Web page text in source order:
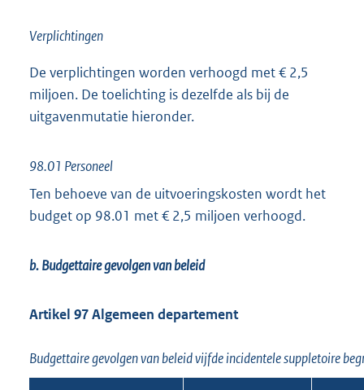
Verplichtingen
De verplichtingen worden verhoogd met € 2,5
miljoen. De toelichting is dezelfde als bij de
uitgavenmutatie hieronder.
98.01 Personeel
Ten behoeve van de uitvoeringskosten wordt het
budget op 98.01 met € 2,5 miljoen verhoogd.
b. Budgettaire gevolgen van beleid
Artikel 97 Algemeen departement
Budgettaire gevolgen van beleid vijfde incidentele suppletoire